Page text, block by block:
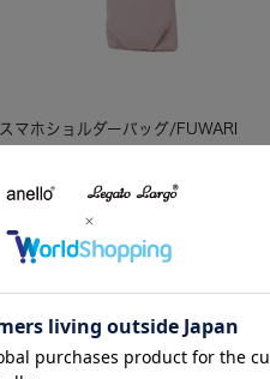
カラー6色
スマホショルダーバッグ/FUWARI